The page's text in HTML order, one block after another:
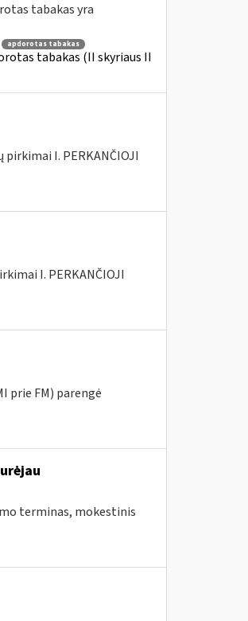
tabakas yra
apdorotas tabakas
tabakas (II skyriaus II
pirkimai I. PERKANČIOJI
I. PERKANČIOJI
prie FM) parengė
terminas, mokestinis